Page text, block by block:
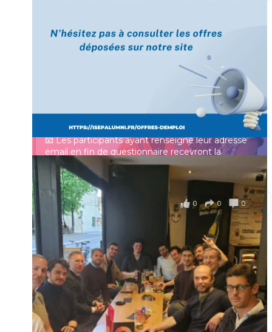
Charger plus Suivre sur Instagram
[Enquête IESF 2026] Top départ 🚀
👩‍🎓 Ingénieurs diplômés, vous avez jusqu’au 31
mai pour participer et faire entendre votre voix !
Depuis plus de 60 ans, cette enquête vise à établir
un panorama complet de la situation socio-
professionnelle des ingénieurs et scientifiques
français.
📧 Les participants ayant renseigné leur adresse
email en fin de questionnaire recevront la
synthèse des résultats...Voir plus
il y a 4 mois
0 0 0
Voir sur Facebook
Prénom
Mot de passe
Se souvenir de moi
Connexion
Identifiant oublié ?
Mot de passe
oublié ?